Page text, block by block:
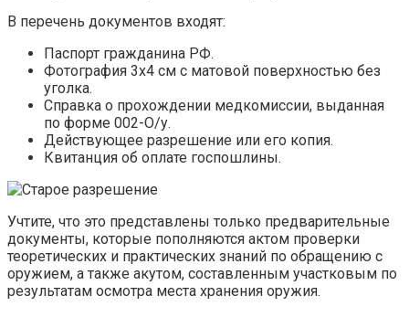
В перечень документов входят:
Паспорт гражданина РФ.
Фотография 3х4 см с матовой поверхностью без
уголка.
Справка о прохождении медкомиссии, выданная
по форме 002-О/у.
Действующее разрешение или его копия.
Квитанция об оплате госпошлины.
Учтите, что это представлены только предварительные
документы, которые пополняются актом проверки
теоретических и практических знаний по обращению с
оружием, а также акутом, составленным участковым по
результатам осмотра места хранения оружия.